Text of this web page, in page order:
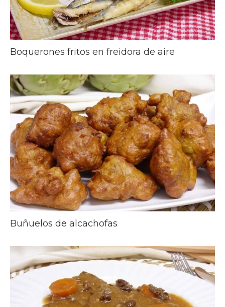
Boquerones fritos en freidora de aire
Buñuelos de alcachofas